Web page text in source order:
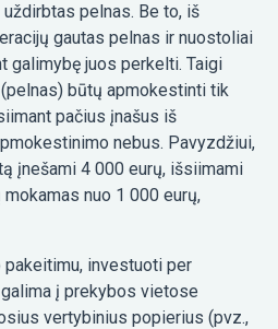
pelnas. Be to, iš
gautas pelnas ir nuostoliai
galimybę juos perkelti. Taigi
būtų apmokestinti tik
pačius įnašus iš
nebus. Pavyzdžiui,
įnešami 4 000 eurų, išsiimami
nuo 1 000 eurų,
investuoti per
į prekybos vietose
vertybinius popierius (pvz.,